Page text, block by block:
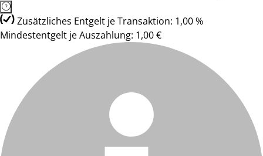
Zusätzliches Entgelt je Transaktion: 1,00 %
Mindestentgelt je Auszahlung: 1,00 €